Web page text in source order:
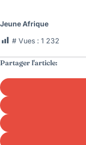
Jeune Afrique
# Vues : 1 232
Partager l'article: